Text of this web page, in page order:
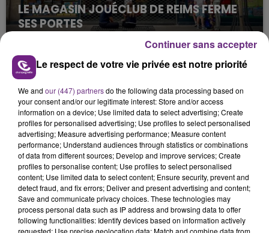
LE MAGASIN JOUÉCLUB DE REIMS FERME
SES PORTES
C'était l'une des institutions du centre-ville
rémois. Le magasin JouéClub est contraint de
fermer ses portes.
TITRES DIFFUSÉS
12h20
12h20 12h17
12h17
Le respect de votre vie privée est notre priorité
We and our (447) partnersdo the following data processing based on
your consent and/or our legitimate interest: Store and/or access
information on a device; Use limited data to select advertising; Create
profiles for personalised advertising; Use profiles to select personalised
advertising; Measure advertising performance; Measure content
performance; Understand audiences through statistics or combinations
of data from different sources; Develop and improve services; Create
profiles to personalise content; Use profiles to select personalised
content; Use limited data to select content; Ensure security, prevent and
detect fraud, and fix errors; Deliver and present advertising and content;
Save and communicate privacy choices. These technologies may
process personal data such as IP address and browsing data to offer
following functionalities: Identify devices based on information actively
requested; Use precise geolocation data; Match and combine data from
Continuer sans accepter